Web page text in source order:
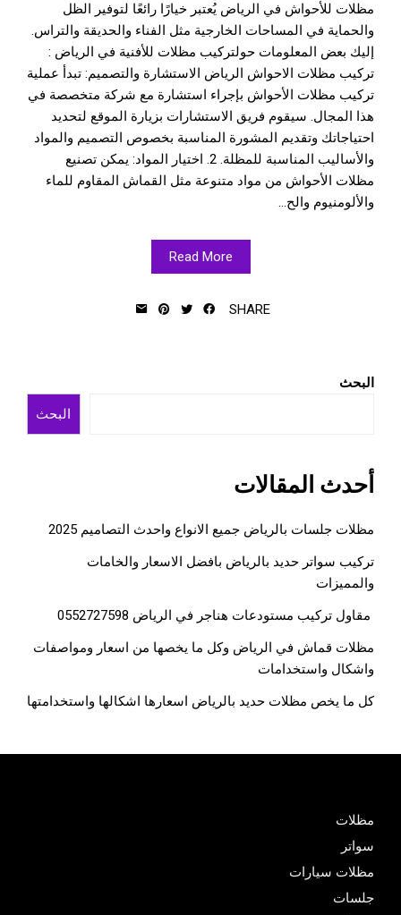
مظلات للأحواش في الرياض يُعتبر خيارًا رائعًا لتوفير الظل
والحماية في المساحات الخارجية مثل الفناء والحديقة والتراس.
إليك بعض المعلومات حولتركيب مظلات للأفنية في الرياض :
تركيب مظلات الاحواش الرياض الاستشارة والتصميم: تبدأ عملية
تركيب مظلات الأحواش بإجراء استشارة مع شركة متخصصة في
هذا المجال. سيقوم فريق الاستشارات بزيارة الموقع لتحديد
احتياجاتك وتقديم المشورة المناسبة بخصوص التصميم والمواد
والأساليب المناسبة للمظلة. 2. اختيار المواد: يمكن تصنيع
مظلات الأحواش من مواد متنوعة مثل القماش المقاوم للماء
والألومنيوم والح...
Read More
SHARE
البحث
البحث
أحدث المقالات
مظلات جلسات بالرياض جميع الانواع واحدث التصاميم 2025
تركيب سواتر حديد بالرياض بافضل الاسعار والخامات
والمميزات
مقاول تركيب مستودعات هناجر في الرياض 0552727598
مظلات قماش في الرياض وكل ما يخصها من اسعار ومواصفات
واشكال واستخدامات
كل ما يخص مظلات حديد بالرياض اسعارها اشكالها واستخدامتها
مظلات
سواتر
مظلات سيارات
جلسات